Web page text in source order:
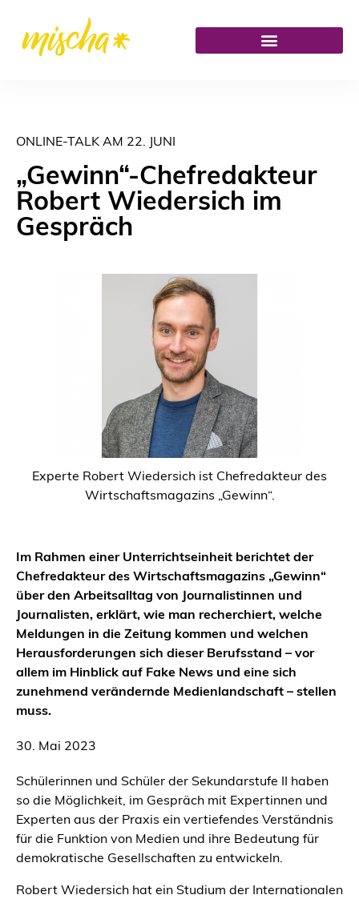
ONLINE-TALK AM 22. JUNI
„Gewinn“-Chefredakteur
Robert Wiedersich im
Gespräch
Im Rahmen einer Unterrichtseinheit berichtet der
Chefredakteur des Wirtschaftsmagazins „Gewinn“
über den Arbeitsalltag von Journalistinnen und
Journalisten, erklärt, wie man recherchiert, welche
Meldungen in die Zeitung kommen und welchen
Herausforderungen sich dieser Berufsstand – vor
allem im Hinblick auf Fake News und eine sich
zunehmend verändernde Medienlandschaft – stellen
muss.
30. Mai 2023
Schülerinnen und Schüler der Sekundarstufe II haben
so die Möglichkeit, im Gespräch mit Expertinnen und
Experten aus der Praxis ein vertiefendes Verständnis
für die Funktion von Medien und ihre Bedeutung für
demokratische Gesellschaften zu entwickeln.
Robert Wiedersich hat ein Studium der Internationalen
Experte Robert Wiedersich ist Chefredakteur des
Wirtschaftsmagazins „Gewinn“.